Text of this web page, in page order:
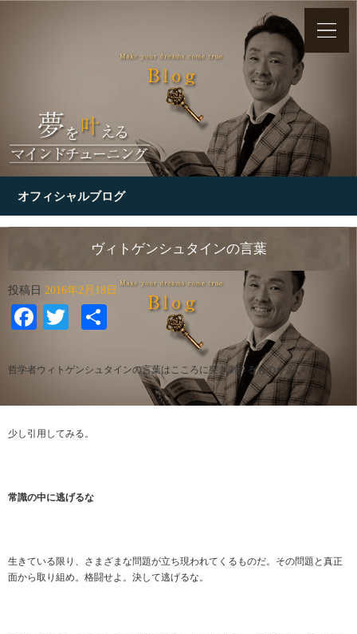
オフィシャルブログ
ヴィトゲンシュタインの言葉
投稿日 2016年2月18日
Facebook
Twitter
哲学者ウィトゲンシュタインの言葉はこころに突き刺さるものが多い。
少し引用してみる。
常識の中に逃げるな
生きている限り、さまざまな問題が立ち現われてくるものだ。その問題と真正
面から取り組め。格闘せよ。決して逃げるな。